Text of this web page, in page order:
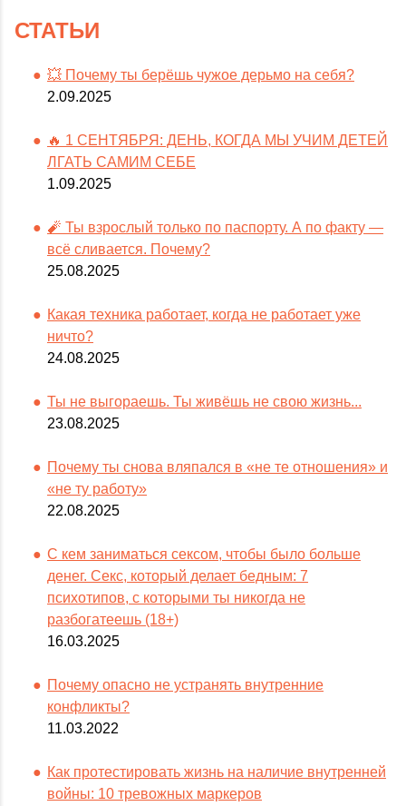
СТАТЬИ
💥 Почему ты берёшь чужое дерьмо на себя?
2.09.2025
🔥 1 СЕНТЯБРЯ: ДЕНЬ, КОГДА МЫ УЧИМ ДЕТЕЙ
ЛГАТЬ САМИМ СЕБЕ
1.09.2025
🧨 Ты взрослый только по паспорту. А по факту —
всё сливается. Почему?
25.08.2025
Какая техника работает, когда не работает уже
ничто?
24.08.2025
Ты не выгораешь. Ты живёшь не свою жизнь...
23.08.2025
Почему ты снова вляпался в «не те отношения» и
«не ту работу»
22.08.2025
С кем заниматься сексом, чтобы было больше
денег. Секс, который делает бедным: 7
психотипов, с которыми ты никогда не
разбогатеешь (18+)
16.03.2025
Почему опасно не устранять внутренние
конфликты?
11.03.2022
Как протестировать жизнь на наличие внутренней
войны: 10 тревожных маркеров